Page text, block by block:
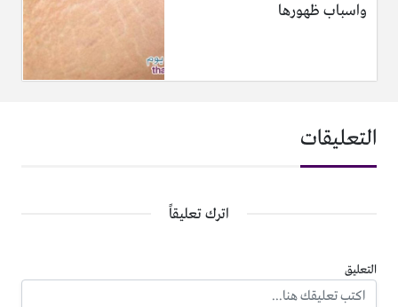
واسباب ظهورها
التعليقات
اترك تعليقاً
التعليق